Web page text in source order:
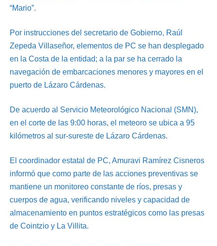
“Mario”.
Por instrucciones del secretario de Gobierno, Raúl
Zepeda Villaseñor, elementos de PC se han desplegado
en la Costa de la entidad; a la par se ha cerrado la
navegación de embarcaciones menores y mayores en el
puerto de Lázaro Cárdenas.
De acuerdo al Servicio Meteorológico Nacional (SMN),
en el corte de las 9:00 horas, el meteoro se ubica a 95
kilómetros al sur-sureste de Lázaro Cárdenas.
El coordinador estatal de PC, Amuravi Ramírez Cisneros
informó que como parte de las acciones preventivas se
mantiene un monitoreo constante de ríos, presas y
cuerpos de agua, verificando niveles y capacidad de
almacenamiento en puntos estratégicos como las presas
de Cointzio y La Villita.